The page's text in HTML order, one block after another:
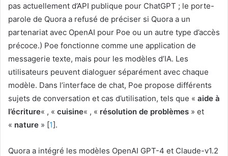
pas actuellement d’API publique pour ChatGPT ; le porte-
parole de Quora a refusé de préciser si Quora a un
partenariat avec OpenAI pour Poe ou un autre type d’accès
précoce.) Poe fonctionne comme une application de
messagerie texte, mais pour les modèles d’IA. Les
utilisateurs peuvent dialoguer séparément avec chaque
modèle. Dans l’interface de chat, Poe propose différents
sujets de conversation et cas d’utilisation, tels que « aide à
l’écriture« , « cuisine« , « résolution de problèmes » et
« nature » [1].
Quora a intégré les modèles OpenAI GPT-4 et Claude-v1.2